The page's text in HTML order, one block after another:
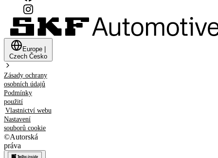
Europe
Czech Česko
Zásady ochrany
osobních údajů
Podmínky
použití
Vlastnictví webu
Nastavení
souborů cookie
©Autorská
práva